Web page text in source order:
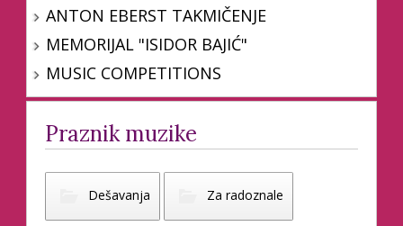
ANTON EBERST TAKMIČENJE
MEMORIJAL "ISIDOR BAJIĆ"
MUSIC COMPETITIONS
Praznik muzike
Dešavanja Za radoznale